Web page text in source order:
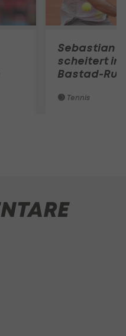
Sebastian
scheitert in
Bastad-
Tennis